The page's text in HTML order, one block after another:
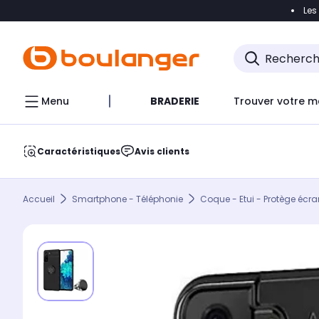
Accéder
Menu BRADERIE Trouver votre
Caractéristiques Avis clients
Accueil Smartphone - Téléphonie Coque - Etui - Protège